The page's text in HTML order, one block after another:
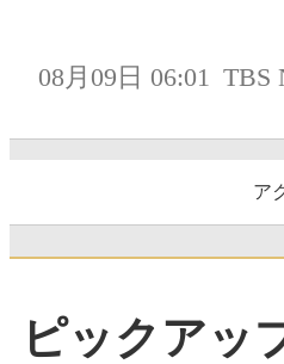
08月09日 06:01 TBS
ア
ピックアッ